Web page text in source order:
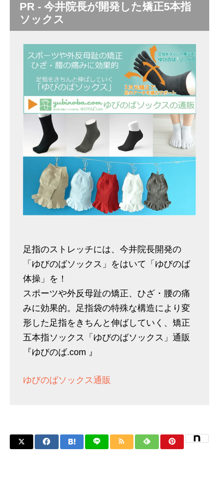
PR - 今井院長が開発した矯正5本指
ソックス
足指のストレッチには、今井院長開発の
「ゆびのばソックス」をはいて「ゆびのば
体操」を！
スポーツや外反母趾の矯正、ひざ・腰の痛
みに効果的。足指袋の特殊な構造により変
形した足指をきちんと伸ばしていく、矯正
五本指ソックス「ゆびのばソックス」通販
『ゆびのば.com 』
ゆびのばソックス通販